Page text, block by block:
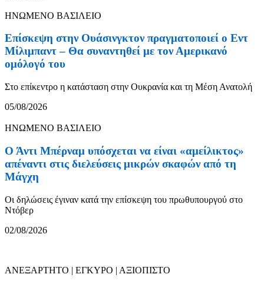
ΗΝΩΜΕΝΟ ΒΑΣΙΛΕΙΟ
Επίσκεψη στην Ουάσινγκτον πραγματοποιεί ο Εντ
Μίλιμπαντ – Θα συναντηθεί με τον Αμερικανό
ομόλογό του
Στο επίκεντρο η κατάσταση στην Ουκρανία και τη Μέση Ανατολή
05/08/2026
ΗΝΩΜΕΝΟ ΒΑΣΙΛΕΙΟ
Ο Άντι Μπέρναμ υπόσχεται να είναι «αμείλικτος»
απέναντι στις διελεύσεις μικρών σκαφών από τη
Μάγχη
Οι δηλώσεις έγιναν κατά την επίσκεψη του πρωθυπουργού στο
Ντόβερ
02/08/2026
ΑΝΕΞΑΡΤΗΤΟ | ΕΓΚΥΡΟ | ΑΞΙΟΠΙΣΤΟ